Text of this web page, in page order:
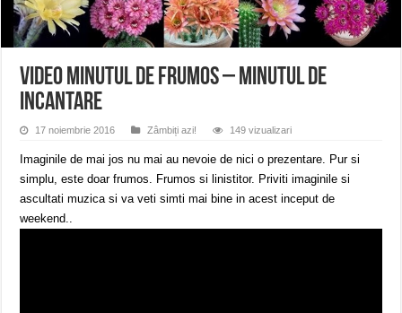
ANUNȚ OPRIRE APĂ în Reșița – avarie – 04.08.2026 – str. Văliugului și
VIDEO Minutul de frumos – Minutul de
incantare
17 noiembrie 2016 Zâmbiți azi! 149 vizualizari
Imaginile de mai jos nu mai au nevoie de nici o prezentare. Pur si
simplu, este doar frumos. Frumos si linistitor. Priviti imaginile si
ascultati muzica si va veti simti mai bine in acest inceput de
weekend..